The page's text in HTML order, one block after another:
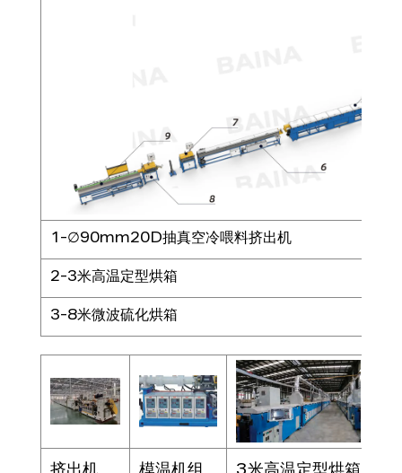
1-∅90mm20D抽真空冷喂料挤出机
2-3米高温定型烘箱
3-8米微波硫化烘箱